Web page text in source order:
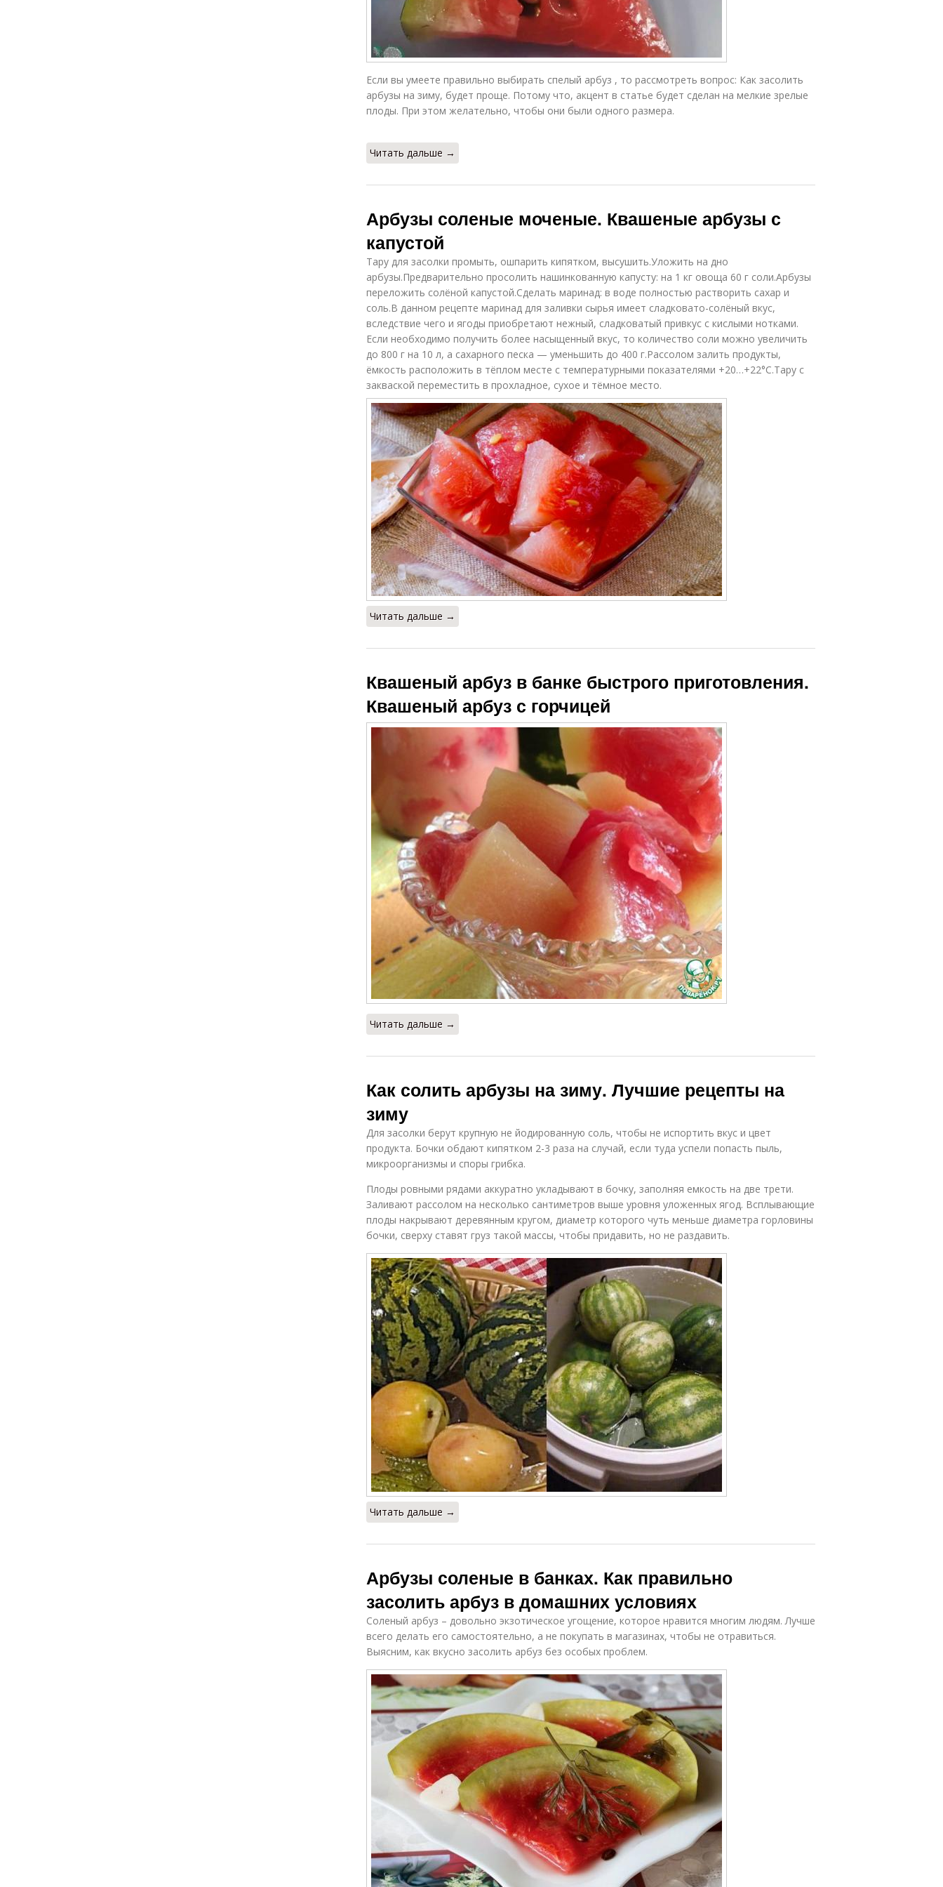
Арбузы с
яблоками
Заготовки из
арбуза
Арбузы без
стерилизации
Арбузы с
уксусом
Арбузы с
аспирином
Арбузы на
соломе
Рассол на
уксуса
Салат из арбуза
условиях
Арбузы для
засолки
Арбузы без
корочки
Если вы умеете правильно выбирать спелый арбуз , то рассмотреть вопрос: Как засолить
арбузы на зиму, будет проще. Потому что, акцент в статье будет сделан на мелкие зрелые
плоды. При этом желательно, чтобы они были одного размера.
Читать дальше →
Арбузы соленые моченые. Квашеные арбузы с
капустой
Тару для засолки промыть, ошпарить кипятком, высушить.Уложить на дно
арбузы.Предварительно просолить нашинкованную капусту: на 1 кг овоща 60 г соли.Арбузы
переложить солёной капустой.Сделать маринад: в воде полностью растворить сахар и
соль.В данном рецепте маринад для заливки сырья имеет сладковато-солёный вкус,
вследствие чего и ягоды приобретают нежный, сладковатый привкус с кислыми нотками.
Если необходимо получить более насыщенный вкус, то количество соли можно увеличить
до 800 г на 10 л, а сахарного песка — уменьшить до 400 г.Рассолом залить продукты,
ёмкость расположить в тёплом месте с температурными показателями +20…+22°С.Тару с
закваской переместить в прохладное, сухое и тёмное место.
Читать дальше →
Квашеный арбуз в банке быстрого приготовления.
Квашеный арбуз с горчицей
Читать дальше →
Как солить арбузы на зиму. Лучшие рецепты на
зиму
Для засолки берут крупную не йодированную соль, чтобы не испортить вкус и цвет
продукта. Бочки обдают кипятком 2-3 раза на случай, если туда успели попасть пыль,
микроорганизмы и споры грибка.
Плоды ровными рядами аккуратно укладывают в бочку, заполняя емкость на две трети.
Заливают рассолом на несколько сантиметров выше уровня уложенных ягод. Всплывающие
плоды накрывают деревянным кругом, диаметр которого чуть меньше диаметра горловины
бочки, сверху ставят груз такой массы, чтобы придавить, но не раздавить.
Читать дальше →
Арбузы соленые в банках. Как правильно
засолить арбуз в домашних условиях
Соленый арбуз – довольно экзотическое угощение, которое нравится многим людям. Лучше
всего делать его самостоятельно, а не покупать в магазинах, чтобы не отравиться.
Выясним, как вкусно засолить арбуз без особых проблем.